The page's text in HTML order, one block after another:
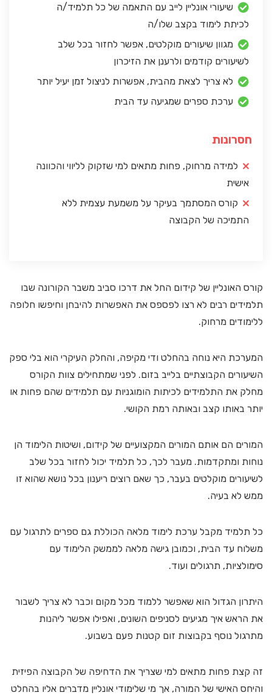
שיעורי אונליין לייב עם התאמה של כל תלמיד/ה
לכיתת לימוד בקצב שלו/ה
מגוון שיעורים מוקלטים, אפשר לחזור בכל שלב
לשיעורים קודמים ולרענן את הזיכרון
לא צריך לצאת מהבית, אפשרות לניצול זמן יעיל יותר
ערכת ספרים שמגיעה עד הבית
חסרונות
למידה מרחוק, פחות מתאים למי שזקוק לליווי והכוונה
אישית
קורס המסתמך בעיקר על משמעת עצמית ללא
התמיכה של הקבוצה
קורס האונליין של קידום החל את דרכו סביב משבר הקורונה שבו
תלמידים רבים לא רצו לפספס את האפשרות להיבחן וחיפשו חלופה
ללימודים מרחוק.
המערכת היא נוחה בהחלט ודי מקיפה, והחלק העיקרי הוא בלי ספק
השיעורים הקבוצתיים בלייב בזום. לפני שמתחילים צוות הקורס
מחלק את התלמידים לכיתות הומוגניות עם תלמידים שהם פחות או
יותר באותו קצב ובאותה רמת הקושי.
המורים הם אותם המורים המקצועיים של קידום, ושיטות הלימוד הן
נוחות ומתקדמות. מעבר לכך, כל תלמיד יכול לחזור בכל שלב
לשיעורים מוקלטים בעבר, כך שאם רוצים ריענון בכל נושא שהוא זו
ממש לא בעיה.
כל תלמיד מקבל ערכת לימוד מלאה הכוללת גם ספרים לתרגול עם
משלוח עד הבית, וכמובן גישה מלאה לממשק הלימוד עם
סימולציות, תרגולים ועוד.
היתרון הגדול הוא שאפשר ללמוד מכל מקום וכבר לא צריך לשבור
את הראש איך מגיעים לסניפים השונים, ואפילו אפשר ליהנות
מתרגול נוסף בקבוצות זום קטנות פעם בשבוע.
זה קצת פחות מתאים למי שצריך את הדחיפה של הקבוצה הפיזית
והיחס האישי של המורה, אך מי שלימודי אונליין מדברים אליו בהחלט